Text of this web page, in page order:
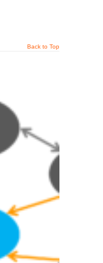
Back to Top